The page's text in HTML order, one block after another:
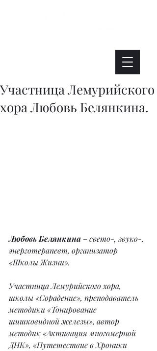
Участница Лемурийского
хора Любовь Белянкина.
Любовь Белянкина – свето-, звуко-,
энерготерапевт, организатор
«Школы Жизни».
Участница Лемурийского хора,
школы «Сорадение», преподаватель
методики «Тонирование
шишковидной железы», автор
методик «Активация многомерной
ДНК», «Путешествие в Хроники